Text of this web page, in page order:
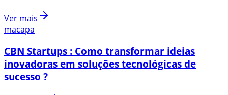
Ver mais
macapa
CBN Startups : Como transformar ideias
inovadoras em soluções tecnológicas de
sucesso ?